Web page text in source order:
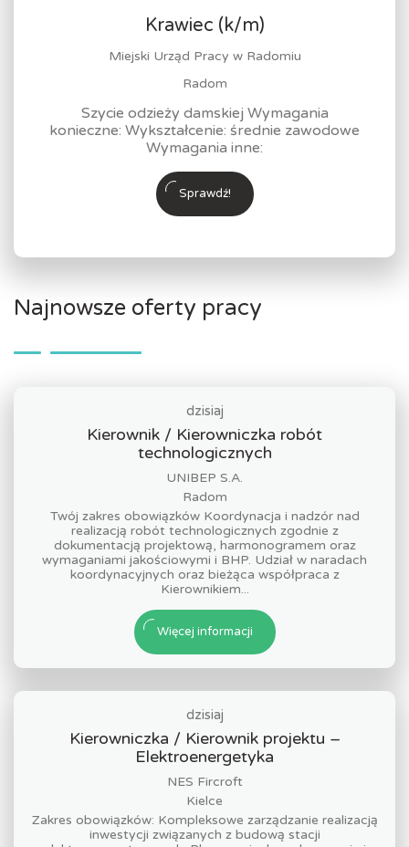
Krawiec (k/m)
Miejski Urząd Pracy w Radomiu
Radom
Szycie odzieży damskiej Wymagania
konieczne: Wykształcenie: średnie zawodowe
Wymagania inne:
Sprawdź!
Najnowsze oferty pracy
dzisiaj
Kierownik / Kierowniczka robót
technologicznych
UNIBEP S.A.
Radom
Twój zakres obowiązków Koordynacja i nadzór nad
realizacją robót technologicznych zgodnie z
dokumentacją projektową, harmonogramem oraz
wymaganiami jakościowymi i BHP. Udział w naradach
koordynacyjnych oraz bieżąca współpraca z
Kierownikiem...
Więcej informacji
dzisiaj
Kierowniczka / Kierownik projektu –
Elektroenergetyka
NES Fircroft
Kielce
Zakres obowiązków: Kompleksowe zarządzanie realizacją
inwestycji związanych z budową stacji